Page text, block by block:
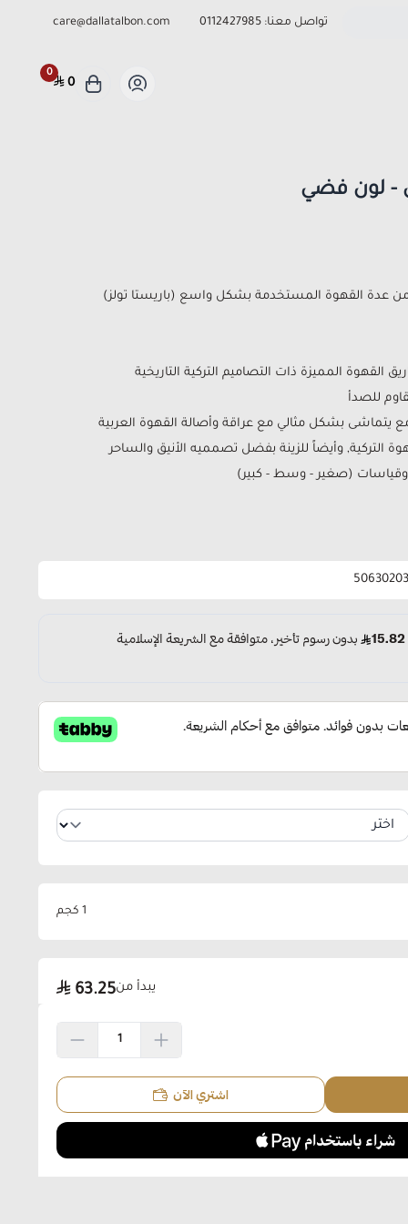
تواصل معنا: 0112427985
care@dallatalbon.com
0
0
- لون فضي
من عدة القهوة المستخدمة بشكل واسع (باريستا تولز)
القهوة المميزة ذات التصاميم التركية التاريخية
للصدأ
يتماشى بشكل مثالي مع عراقة وأصالة القهوة العربية
التركية, وأيضاً للزينة بفضل تصمميه الأنيق والساحر
وقياسات (صغير - وسط - كبير)
1 كجم
يبدأ من63.25
اشتري الآن